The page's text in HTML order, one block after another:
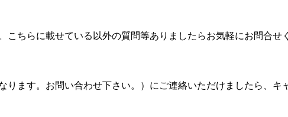
ちらに載せている以外の質問等ありましたらお気軽にお問合せ
ます。お問い合わせ下さい。）にご連絡いただけましたら、キ